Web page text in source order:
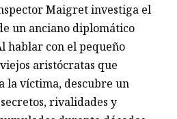
Maigret investiga el
un anciano diplomático
hablar con el pequeño
aristócratas que
la víctima, descubre un
rivalidades y